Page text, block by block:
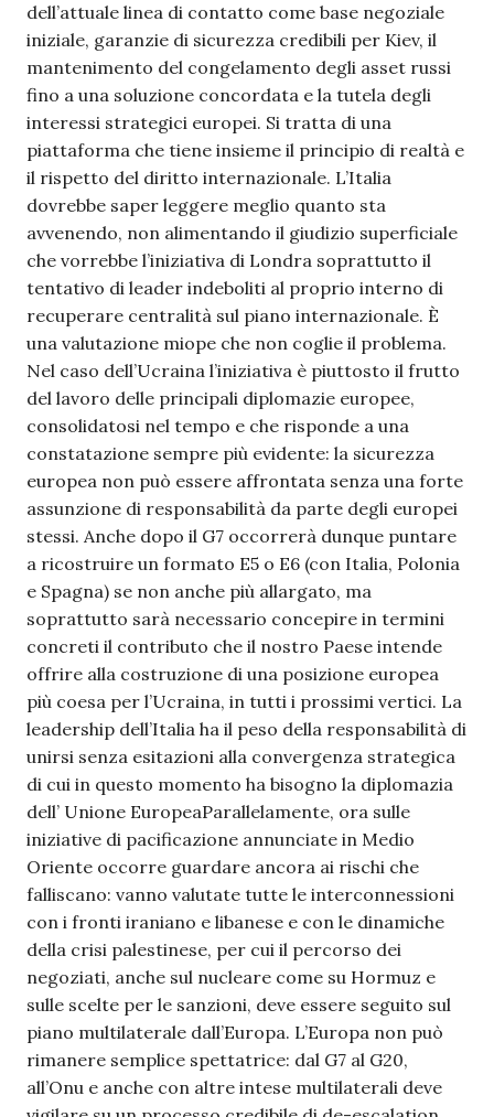
dell’attuale linea di contatto come base negoziale
iniziale, garanzie di sicurezza credibili per Kiev, il
mantenimento del congelamento degli asset russi
fino a una soluzione concordata e la tutela degli
interessi strategici europei. Si tratta di una
piattaforma che tiene insieme il principio di realtà e
il rispetto del diritto internazionale. L’Italia
dovrebbe saper leggere meglio quanto sta
avvenendo, non alimentando il giudizio superficiale
che vorrebbe l’iniziativa di Londra soprattutto il
tentativo di leader indeboliti al proprio interno di
recuperare centralità sul piano internazionale. È
una valutazione miope che non coglie il problema.
Nel caso dell’Ucraina l’iniziativa è piuttosto il frutto
del lavoro delle principali diplomazie europee,
consolidatosi nel tempo e che risponde a una
constatazione sempre più evidente: la sicurezza
europea non può essere affrontata senza una forte
assunzione di responsabilità da parte degli europei
stessi. Anche dopo il G7 occorrerà dunque puntare
a ricostruire un formato E5 o E6 (con Italia, Polonia
e Spagna) se non anche più allargato, ma
soprattutto sarà necessario concepire in termini
concreti il contributo che il nostro Paese intende
offrire alla costruzione di una posizione europea
più coesa per l’Ucraina, in tutti i prossimi vertici. La
leadership dell’Italia ha il peso della responsabilità di
unirsi senza esitazioni alla convergenza strategica
di cui in questo momento ha bisogno la diplomazia
dell’ Unione EuropeaParallelamente, ora sulle
iniziative di pacificazione annunciate in Medio
Oriente occorre guardare ancora ai rischi che
falliscano: vanno valutate tutte le interconnessioni
con i fronti iraniano e libanese e con le dinamiche
della crisi palestinese, per cui il percorso dei
negoziati, anche sul nucleare come su Hormuz e
sulle scelte per le sanzioni, deve essere seguito sul
piano multilaterale dall’Europa. L’Europa non può
rimanere semplice spettatrice: dal G7 al G20,
all’Onu e anche con altre intese multilaterali deve